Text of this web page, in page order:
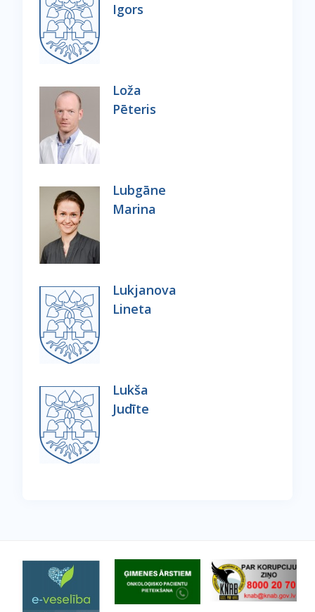
Igors
Loža
Pēteris
Lubgāne
Marina
Lukjanova
Lineta
Lukša
Judīte